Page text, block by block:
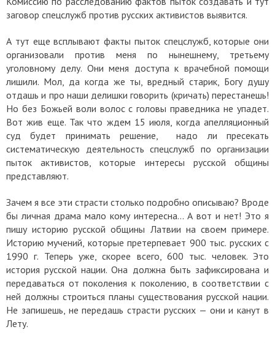
заговор спецслужб против русских активистов выявится.
А тут еще всплывают факты пыток спецслужб, которые они
организовали против меня по нынешнему, третьему
уголовному делу. Они меня доступа к врачебной помощи
лишили. Мол, да когда же ты, вредный старик, Богу душу
отдашь и про наши делишки говорить (кричать) перестанешь!
Но без Божьей воли волос с головы праведника не упадет.
Вот жив еще. Так что ждем 15 июля, когда апелляционный
суд будет принимать решение, надо ли пресекать
систематическую деятельность спецслужб по организации
пыток активистов, которые интересы русской общины
представляют.
Зачем я все эти страсти столько подробно описываю? Вроде
бы личная драма мало кому интересна... А вот и нет! Это я
пишу историю русской общины Латвии на своем примере.
Историю мучений, которые претерпевает 900 тыс. русских с
1990 г. Теперь уже, скорее всего, 600 тыс. человек. Это
история русской нации. Она должна быть зафиксирована и
передаваться от поколения к поколению, в соответствии с
ней должны строиться планы существования русской нации.
Не запишешь, не передашь страсти русских — они и канут в
Лету.